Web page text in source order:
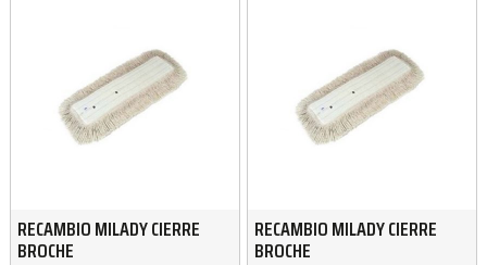
RECAMBIO MILADY CIERRE
BROCHE
RECAMBIO MILADY CIERRE
BROCHE